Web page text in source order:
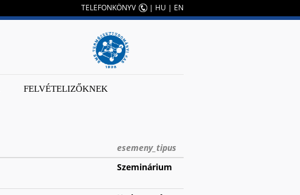
TELEFONKÖNYV | HU | EN
FELVÉTELIZŐKNEK
esemeny_tipus
Szeminárium